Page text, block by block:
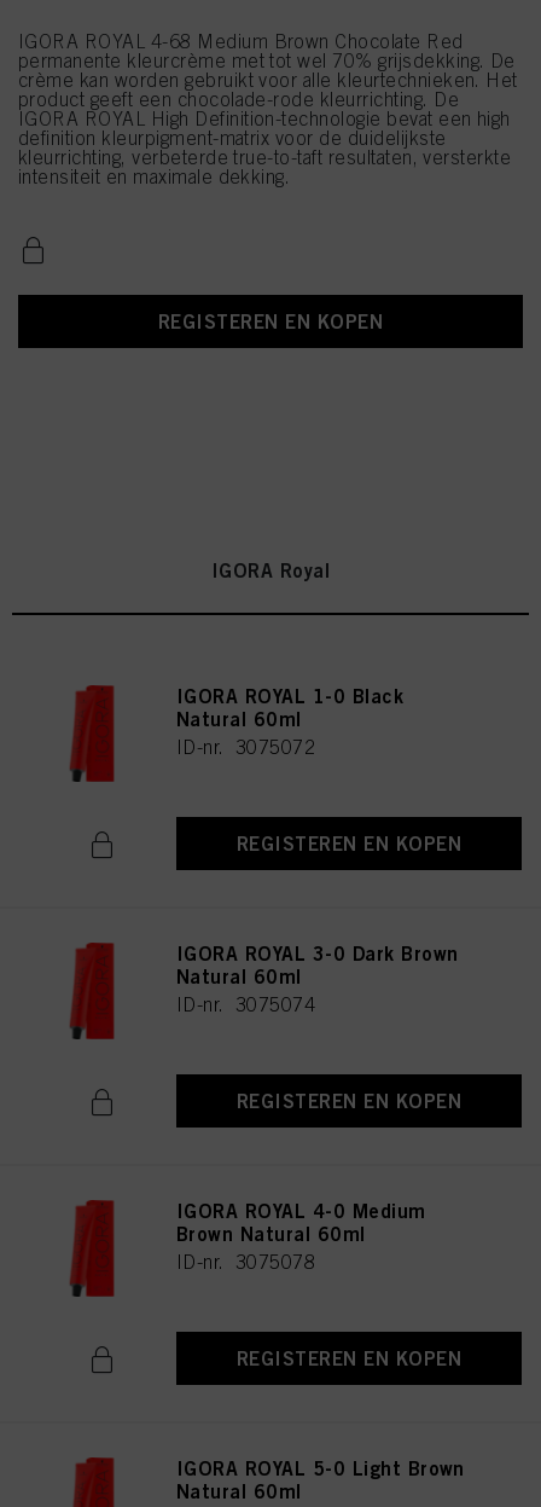
IGORA ROYAL 4-68 Medium Brown Chocolate Red
permanente kleurcrème met tot wel 70% grijsdekking. De
crème kan worden gebruikt voor alle kleurtechnieken. Het
product geeft een chocolade-rode kleurrichting. De
IGORA ROYAL High Definition-technologie bevat een high
definition kleurpigment-matrix voor de duidelijkste
kleurrichting, verbeterde true-to-taft resultaten, versterkte
intensiteit en maximale dekking.
REGISTEREN EN KOPEN
IGORA Royal
IGORA ROYAL 1-0 Black
Natural 60ml
ID-nr. 3075072
REGISTEREN EN KOPEN
IGORA ROYAL 3-0 Dark Brown
Natural 60ml
ID-nr. 3075074
REGISTEREN EN KOPEN
IGORA ROYAL 4-0 Medium
Brown Natural 60ml
ID-nr. 3075078
REGISTEREN EN KOPEN
IGORA ROYAL 5-0 Light Brown
Natural 60ml